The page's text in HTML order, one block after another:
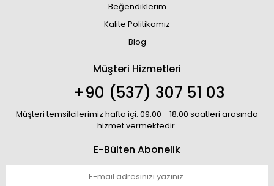
Beğendiklerim
Kalite Politikamız
Blog
Müşteri Hizmetleri
+90 (537) 307 51 03
Müşteri temsilcilerimiz hafta içi: 09:00 - 18:00 saatleri arasında
hizmet vermektedir.
E-Bülten Abonelik